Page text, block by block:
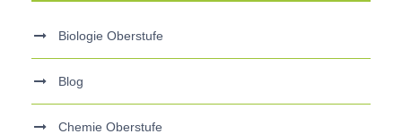
Biologie Oberstufe
Blog
Chemie Oberstufe